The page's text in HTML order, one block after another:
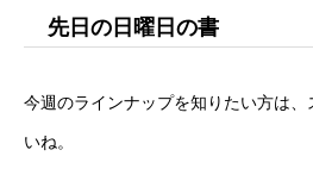
先日の日曜日の書
今週のラインナップを知りたい方は、
いね。